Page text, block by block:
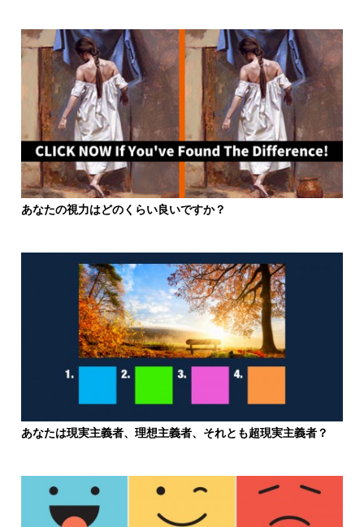
あなたの視力はどのくらい良いですか？
あなたは現実主義者、理想主義者、それとも超現実主義者？